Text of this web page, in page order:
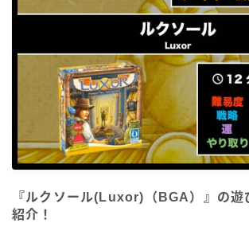
『ルクソール(Luxor)（BGA）』の遊
紹介！